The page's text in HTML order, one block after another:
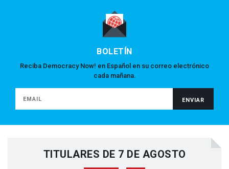
BOLETÍN
Reciba Democracy Now! en Español en su correo electrónico
cada mañana.
TITULARES DE 7 DE AGOSTO